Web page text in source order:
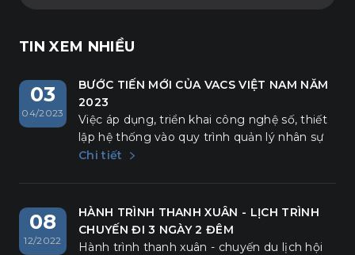
TIN XEM NHIỀU
03
04/2023
BƯỚC TIẾN MỚI CỦA VACS VIỆT NAM NĂM
2023
Việc áp dụng, triển khai công nghệ số, thiết
lập hệ thống vào quy trình quản lý nhân sự
là một bước tiến mới của VACS trong năm
Chi tiết
08
12/2022
HÀNH TRÌNH THANH XUÂN - LỊCH TRÌNH
CHUYẾN ĐI 3 NGÀY 2 ĐÊM
Hành trình thanh xuân - chuyến du lịch hội